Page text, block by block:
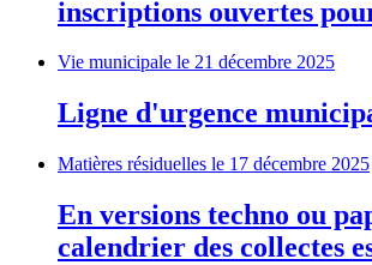
inscriptions ouvertes
Vie municipale le 21 décembre 2025
Ligne d'urgence
Matières résiduelles le 17 décembre 2025
En versions techno ou
calendrier des collectes